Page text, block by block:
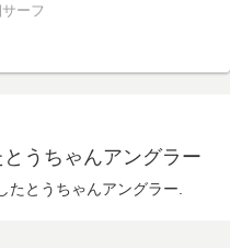
ーフ
うちゃんアングラー
とうちゃんアングラー.